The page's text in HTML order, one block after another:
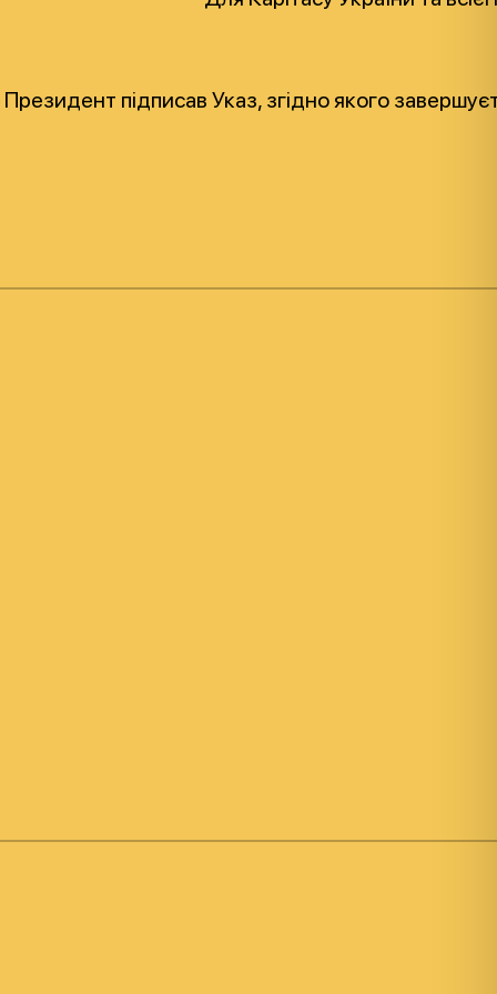
підписав Указ, згідно якого